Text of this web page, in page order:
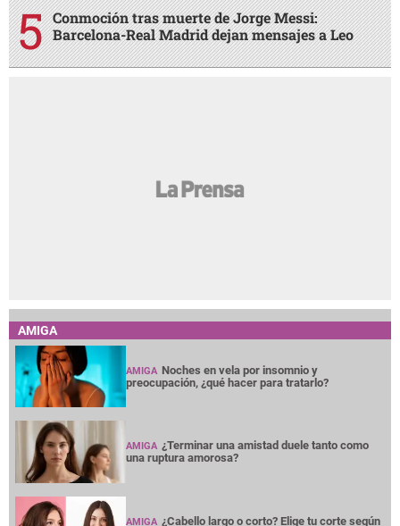
Conmoción tras muerte de Jorge Messi:
Barcelona-Real Madrid dejan mensajes a Leo
AMIGA
AMIGA Noches en vela por insomnio y
preocupación, ¿qué hacer para tratarlo?
AMIGA ¿Terminar una amistad duele tanto como
una ruptura amorosa?
AMIGA ¿Cabello largo o corto? Elige tu corte según